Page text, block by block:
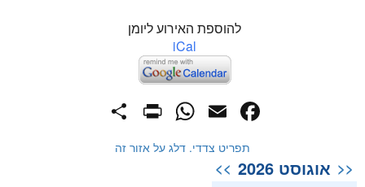
להוספת האירוע ליומן
iCal
Facebook
Email
WhatsApp
תפריט צדדי. דלג על אזור זה
<< אוגוסט 2026 >>